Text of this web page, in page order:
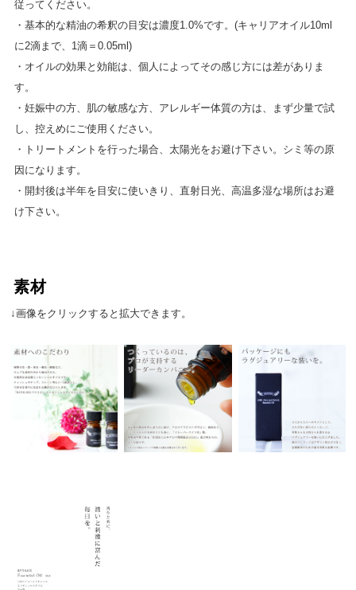
従ってください。
・基本的な精油の希釈の目安は濃度1.0%です。(キャリアオイル10ml
に2滴まで、1滴＝0.05ml)
・オイルの効果と効能は、個人によってその感じ方には差がありま
す。
・妊娠中の方、肌の敏感な方、アレルギー体質の方は、まず少量で試
し、控えめにご使用ください。
・トリートメントを行った場合、太陽光をお避け下さい。シミ等の原
因になります。
・開封後は半年を目安に使いきり、直射日光、高温多湿な場所はお避
け下さい。
素材
↓画像をクリックすると拡大できます。